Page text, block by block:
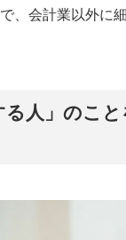
で、会計業以外に
る人」のこ